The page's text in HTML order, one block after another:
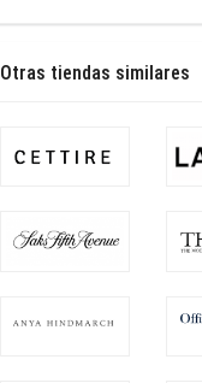
Otras tiendas similares